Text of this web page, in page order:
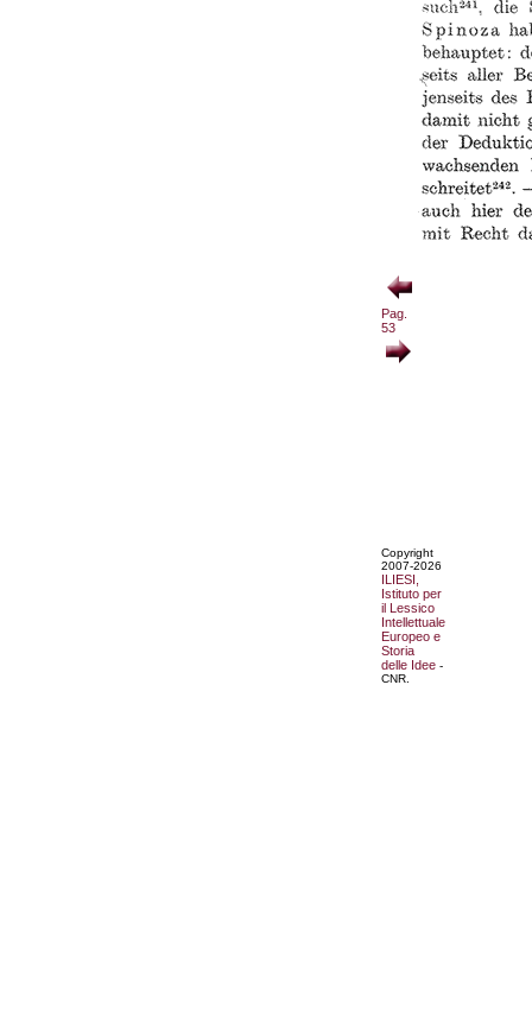
Pag.
53
Copyright
2007-2026
ILIESI,
Istituto per
il Lessico
Intellettuale
Europeo e
Storia
delle Idee -
CNR.